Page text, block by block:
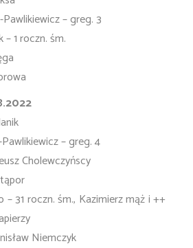
– greg. 3
1 roczn. śm.
– greg. 4
Cholewczyńscy
– 31 roczn. śm., Kazimierz mąż i ++
Niemczyk